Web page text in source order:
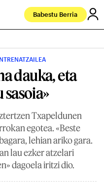
Babestu Berria
dauka, eta
Txapeldunen
egotea. «Beste
lehian ariko gara.
lau ezker atzelari
dagoela iritzi dio.